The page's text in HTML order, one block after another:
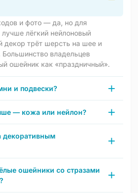
и фото — да, но для
лучше лёгкий нейлоновый
декор трёт шерсть на шее и
владельцев
ошейник как «праздничный».
и подвески?
— кожа или нейлон?
декоративным
ошейники со стразами